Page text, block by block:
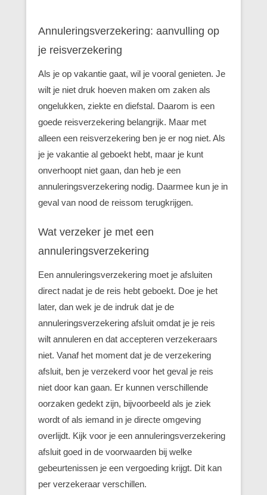
Annuleringsverzekering: aanvulling op
je reisverzekering
Als je op vakantie gaat, wil je vooral genieten. Je
wilt je niet druk hoeven maken om zaken als
ongelukken, ziekte en diefstal. Daarom is een
goede reisverzekering belangrijk. Maar met
alleen een reisverzekering ben je er nog niet. Als
je je vakantie al geboekt hebt, maar je kunt
onverhoopt niet gaan, dan heb je een
annuleringsverzekering nodig. Daarmee kun je in
geval van nood de reissom terugkrijgen.
Wat verzeker je met een
annuleringsverzekering
Een annuleringsverzekering moet je afsluiten
direct nadat je de reis hebt geboekt. Doe je het
later, dan wek je de indruk dat je de
annuleringsverzekering afsluit omdat je je reis
wilt annuleren en dat accepteren verzekeraars
niet. Vanaf het moment dat je de verzekering
afsluit, ben je verzekerd voor het geval je reis
niet door kan gaan. Er kunnen verschillende
oorzaken gedekt zijn, bijvoorbeeld als je ziek
wordt of als iemand in je directe omgeving
overlijdt. Kijk voor je een annuleringsverzekering
afsluit goed in de voorwaarden bij welke
gebeurtenissen je een vergoeding krijgt. Dit kan
per verzekeraar verschillen.